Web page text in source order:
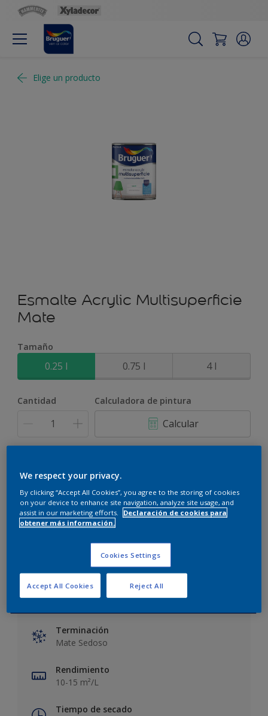
Elige un producto
Esmalte Acrylic Multisuperficie
Mate
Tamaño
0.25 l 0.75 l 4 l
Cantidad Calculadora de pintura
Calcular
Por favor, visite su tienda más cercana.
Agregar a espacio
Información principal
Terminación
Mate Sedoso
Rendimiento
10-15 m²/L
Tiempo de secado
We respect your privacy.
By clicking “Accept All Cookies”, you agree to the storing of cookies
on your device to enhance site navigation, analyze site usage, and
assist in our marketing efforts.
Declaración de cookies para
obtener más información.
Cookies Settings
Reject All
Accept All Cookies